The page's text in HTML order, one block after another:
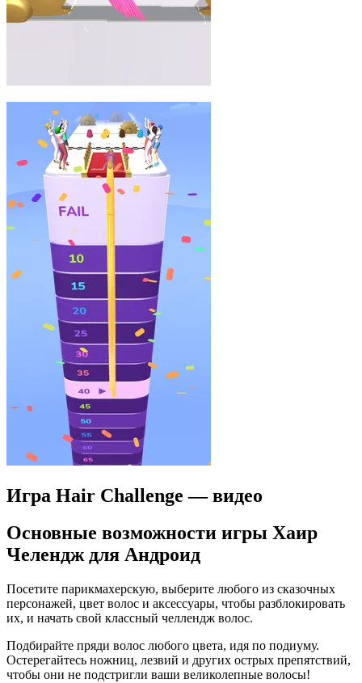
Игра Hair Challenge — видео
Основные возможности игры Хаир
Челендж для Андроид
Посетите парикмахерскую, выберите любого из сказочных
персонажей, цвет волос и аксессуары, чтобы разблокировать
их, и начать свой классный челлендж волос.
Подбирайте пряди волос любого цвета, идя по подиуму.
Остерегайтесь ножниц, лезвий и других острых препятствий,
чтобы они не подстригли ваши великолепные волосы!